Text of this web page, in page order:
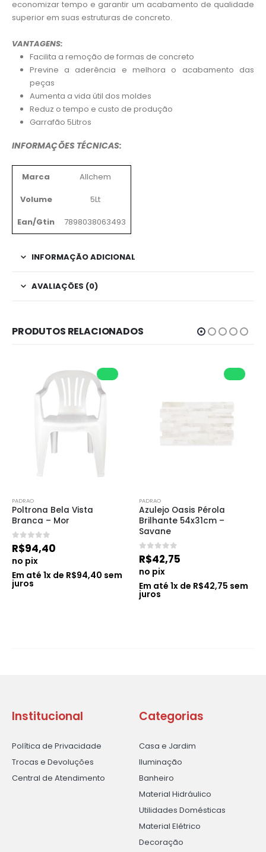
economizar tempo e garantir um acabamento de qualidade
superior em suas estruturas de concreto.
VANTAGENS:
Facilita a remoção de formas de concreto
Previne a aderência e melhora o acabamento das
peças
Aumenta a vida útil dos moldes
Reduz o tempo e custo de produção
Garrafão 5Litros
INFORMAÇÕES TÉCNICAS:
Marca
Allchem
Volume
5Lt
Ean/Gtin
7898038063493
INFORMAÇÃO ADICIONAL
AVALIAÇÕES (0)
PRODUTOS RELACIONADOS
PADRAO
Poltrona Bela Vista
Branca – Mor
0 de 5
R$94,40
no pix
Em até 1x de R$94,40 sem
juros
PADRAO
Azulejo Oasis Pérola
Brilhante 54x31cm –
Savane
0 de 5
R$42,75
no pix
Em até 1x de R$42,75 sem
juros
Institucional
Política de Privacidade
Trocas e Devoluções
Central de Atendimento
Categorias
Casa e Jardim
Iluminação
Banheiro
Material Hidráulico
Utilidades Domésticas
Material Elétrico
Decoração